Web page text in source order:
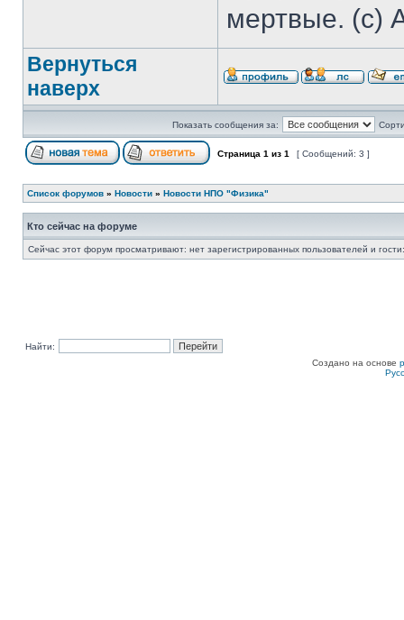
мертвые. (с)
Вернуться
наверх
Показать сообщения за:
Страница 1 из 1 [ Сообщений: 3 ]
Список форумов » Новости » Новости НПО "Физика"
Кто сейчас на форуме
Сейчас этот форум просматривают: нет зарегистрированных пользователей и
Найти:
Создано на основе